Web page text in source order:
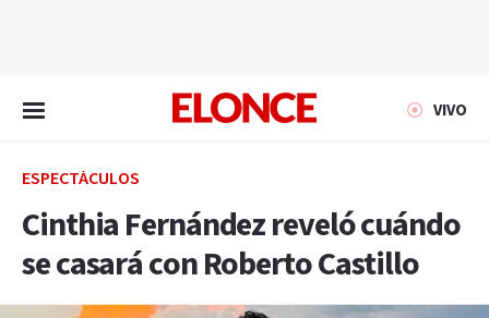
VIVO
ESPECTÁCULOS
Cinthia Fernández reveló cuándo
se casará con Roberto Castillo